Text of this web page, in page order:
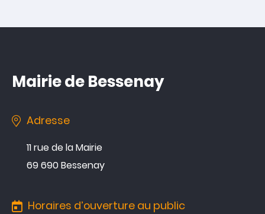
Mairie de Bessenay
Adresse
11 rue de la Mairie
69 690 Bessenay
Horaires d’ouverture au public